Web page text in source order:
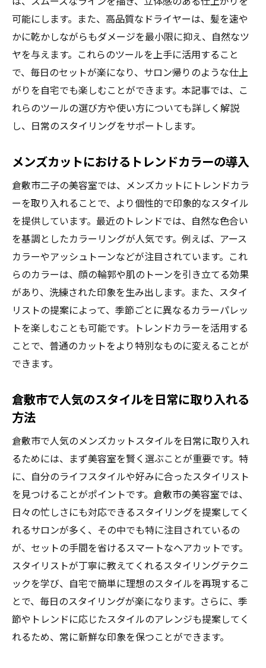
可能にします。また、高品質なドライヤーは、髪を速や
かに乾かしながらもダメージを最小限に抑え、自然なツ
ヤを与えます。これらのツールを上手に活用すること
で、毎日のセットが楽になり、サロン帰りのような仕上
がりを自宅でも楽しむことができます。本記事では、こ
れらのツールの選び方や使い方についても詳しく解説
し、日常のスタイリングをサポートします。
メンズカットにおけるトレンドカラーの導入
倉敷市二子の美容室では、メンズカットにトレンドカラ
ーを取り入れることで、より個性的で印象的なスタイル
を提供しています。最近のトレンドでは、自然な色合い
を基調としたカラーリングが人気です。例えば、アース
カラーやアッシュトーンなどが注目されています。これ
らのカラーは、顔の輪郭や肌のトーンを引き立てる効果
があり、洗練された印象を生み出します。また、スタイ
リストの提案によって、季節ごとに異なるカラーパレッ
トを楽しむことも可能です。トレンドカラーを活用する
ことで、普通のカットをより特別なものに変えることが
できます。
倉敷市で人気のスタイルを日常に取り入れる
方法
倉敷市で人気のメンズカットスタイルを日常に取り入れ
るためには、まず美容室を賢く選ぶことが重要です。特
に、自分のライフスタイルや好みに合ったスタイリスト
を見つけることがポイントです。倉敷市の美容室では、
日々の忙しさにも対応できるスタイリングを提案してく
れるサロンが多く、その中でも特に注目されているの
が、セットの手間を省けるスマートなヘアカットです。
スタイリストが丁寧に教えてくれるスタイリングテクニ
ックを学び、自宅で簡単に理想のスタイルを再現するこ
とで、毎日のスタイリングが楽になります。さらに、季
節やトレンドに応じたスタイルのアレンジも提案してく
れるため、常に新鮮な印象を保つことができます。